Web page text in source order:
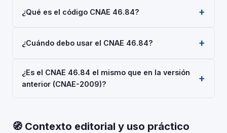
¿Qué es el código CNAE 46.84?
por mayor de equipos y suministros de ferretería,
Nacional de Actividades Económicas 2025 (CNAE-
2025), aprobada por Real Decreto 10/2025. Es un
¿Cuándo debo usar el CNAE 46.84?
'Comercio al por mayor de equipos y suministros de
ferretería, fontanería y calefacción'. Deberás indicarlo
solicitar subvenciones.
¿Es el CNAE 46.84 el mismo que en la versión
anterior (CNAE-2009)?
para verificar si el código 46.84 tuvo modificaciones.
🧭 Contexto editorial y uso práctico